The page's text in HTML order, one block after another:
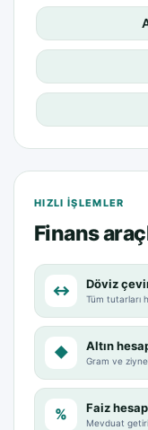
HIZLI IŞLEMLER
Finans
↔ Döviz
Tüm tutarları
◆ Altın
Gram ve ziynet
% Faiz
Mevduat